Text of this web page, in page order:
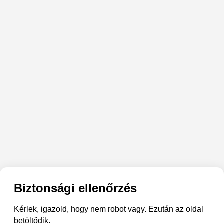
Biztonsági ellenőrzés
Kérlek, igazold, hogy nem robot vagy. Ezután az oldal
betöltődik.